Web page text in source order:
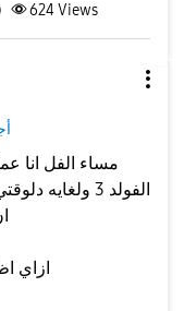
624Views
مساء الفل انا
الفولد 3
ازاي